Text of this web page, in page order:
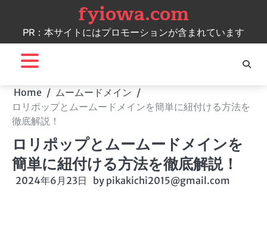
content
fyiowa.com
PR：本サイトにはプロモーションが含まれています
Home
ムームードメイン
ロリポップとムームードメインを簡単に紐付ける方法を
徹底解説！
ロリポップとムームードメインを
簡単に紐付ける方法を徹底解説！
2024年6月23日 by pikakichi2015@gmail.com